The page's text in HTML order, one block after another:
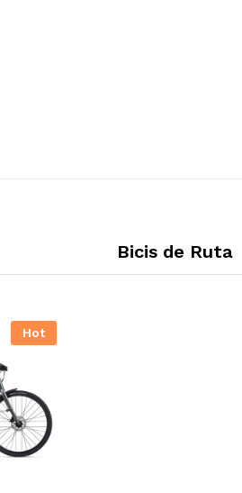
Bicis de Ruta
Hot